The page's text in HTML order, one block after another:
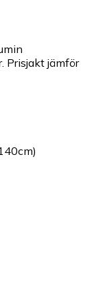
Prisjakt jämför